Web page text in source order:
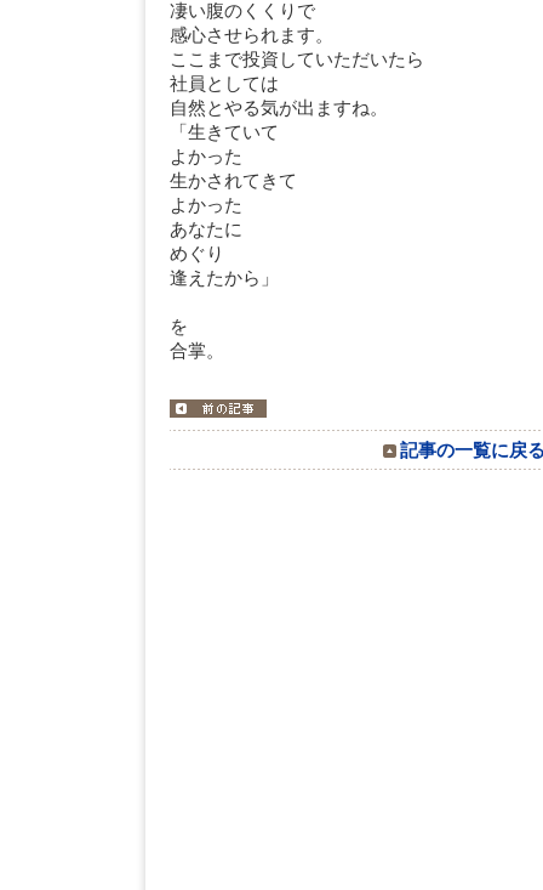
凄い腹のくくりで
感心させられます。
ここまで投資していただいたら
社員としては
自然とやる気が出ますね。
「生きていて
よかった
生かされてきて
よかった
あなたに
めぐり
逢えたから」
を
合掌。
記事の一覧に戻